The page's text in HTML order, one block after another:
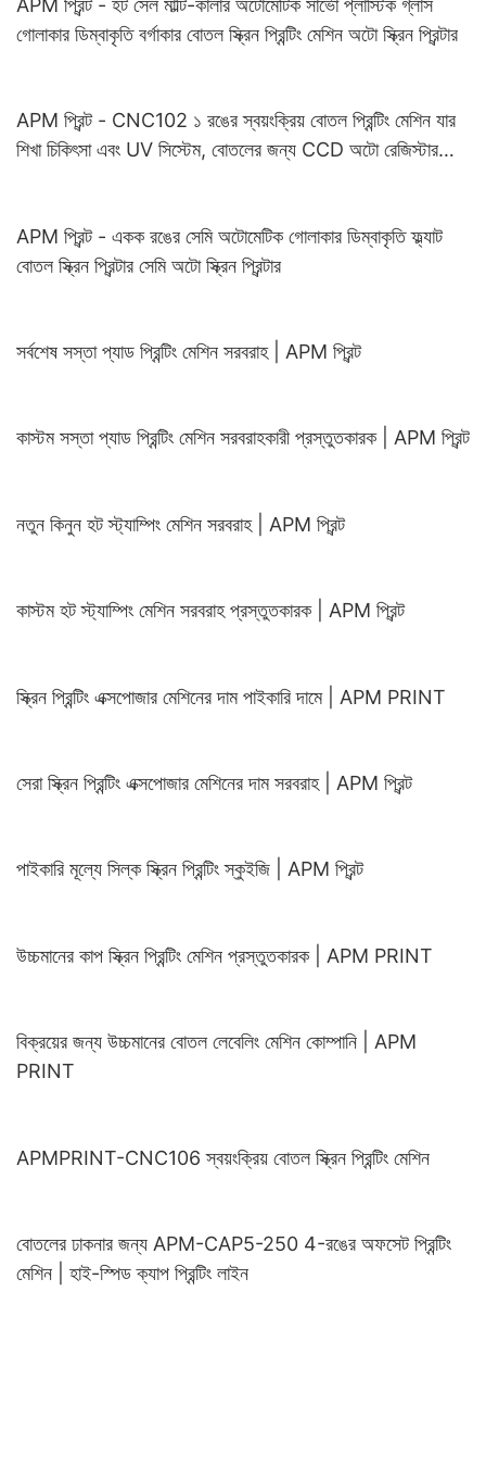
APM প্রিন্ট - হট সেল মাল্টি-কালার অটোমেটিক সার্ভো প্লাস্টিক গ্লাস
গোলাকার ডিম্বাকৃতি বর্গাকার বোতল স্ক্রিন প্রিন্টিং মেশিন অটো স্ক্রিন প্রিন্টার
APM প্রিন্ট - CNC102 ১ রঙের স্বয়ংক্রিয় বোতল প্রিন্টিং মেশিন যার
শিখা চিকিৎসা এবং UV সিস্টেম, বোতলের জন্য CCD অটো রেজিস্টার
APM প্রিন্ট - একক রঙের সেমি অটোমেটিক গোলাকার ডিম্বাকৃতি ফ্ল্যাট
বোতল স্ক্রিন প্রিন্টার সেমি অটো স্ক্রিন প্রিন্টার
সর্বশেষ সস্তা প্যাড প্রিন্টিং মেশিন সরবরাহ | APM প্রিন্ট
কাস্টম সস্তা প্যাড প্রিন্টিং মেশিন সরবরাহকারী প্রস্তুতকারক | APM প্রিন্ট
নতুন কিনুন হট স্ট্যাম্পিং মেশিন সরবরাহ | APM প্রিন্ট
কাস্টম হট স্ট্যাম্পিং মেশিন সরবরাহ প্রস্তুতকারক | APM প্রিন্ট
স্ক্রিন প্রিন্টিং এক্সপোজার মেশিনের দাম পাইকারি দামে | APM PRINT
সেরা স্ক্রিন প্রিন্টিং এক্সপোজার মেশিনের দাম সরবরাহ | APM প্রিন্ট
পাইকারি মূল্যে সিল্ক স্ক্রিন প্রিন্টিং স্কুইজি | APM প্রিন্ট
উচ্চমানের কাপ স্ক্রিন প্রিন্টিং মেশিন প্রস্তুতকারক | APM PRINT
বিক্রয়ের জন্য উচ্চমানের বোতল লেবেলিং মেশিন কোম্পানি | APM
PRINT
APMPRINT-CNC106 স্বয়ংক্রিয় বোতল স্ক্রিন প্রিন্টিং মেশিন
বোতলের ঢাকনার জন্য APM-CAP5-250 4-রঙের অফসেট প্রিন্টিং
মেশিন | হাই-স্পিড ক্যাপ প্রিন্টিং লাইন